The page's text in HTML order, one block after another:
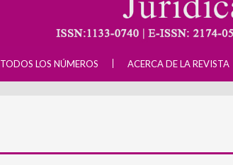
TODOS LOS NÚMEROS ACERCA DE LA REVISTA